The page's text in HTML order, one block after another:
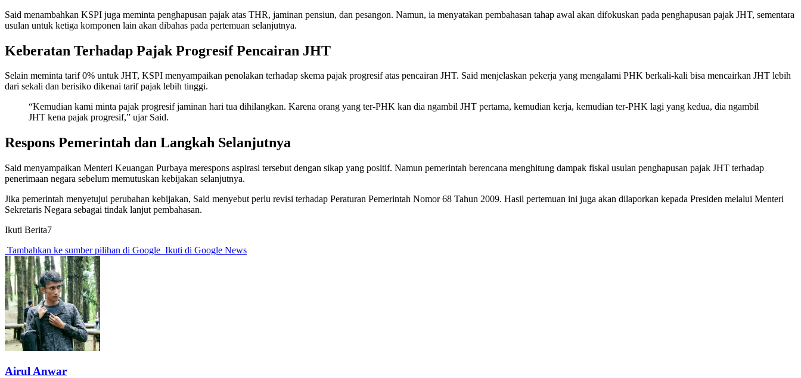
Said menambahkan KSPI juga meminta penghapusan pajak atas THR, jaminan pensiun, dan pesangon. Namun, ia menyatakan pembahasan tahap awal akan difokuskan pada penghapusan pajak JHT, sementara
usulan untuk ketiga komponen lain akan dibahas pada pertemuan selanjutnya.
Keberatan Terhadap Pajak Progresif Pencairan JHT
Selain meminta tarif 0% untuk JHT, KSPI menyampaikan penolakan terhadap skema pajak progresif atas pencairan JHT. Said menjelaskan pekerja yang mengalami PHK berkali-kali bisa mencairkan JHT lebih
dari sekali dan berisiko dikenai tarif pajak lebih tinggi.
“Kemudian kami minta pajak progresif jaminan hari tua dihilangkan. Karena orang yang ter-PHK kan dia ngambil JHT pertama, kemudian kerja, kemudian ter-PHK lagi yang kedua, dia ngambil
JHT kena pajak progresif,” ujar Said.
Respons Pemerintah dan Langkah Selanjutnya
Said menyampaikan Menteri Keuangan Purbaya merespons aspirasi tersebut dengan sikap yang positif. Namun pemerintah berencana menghitung dampak fiskal usulan penghapusan pajak JHT terhadap
penerimaan negara sebelum memutuskan kebijakan selanjutnya.
Jika pemerintah menyetujui perubahan kebijakan, Said menyebut perlu revisi terhadap Peraturan Pemerintah Nomor 68 Tahun 2009. Hasil pertemuan ini juga akan dilaporkan kepada Presiden melalui Menteri
Sekretaris Negara sebagai tindak lanjut pembahasan.
Ikuti Berita7
Tambahkan ke sumber pilihan di Google Ikuti di Google News
Airul Anwar